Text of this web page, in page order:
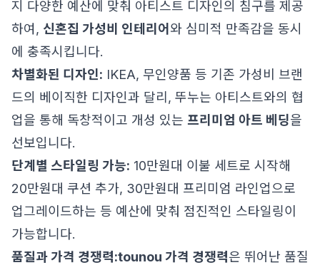
지 다양한 예산에 맞춰 아티스트 디자인의 침구를 제공
하여, 신혼집 가성비 인테리어 와 심미적 만족감을 동시
에 충족시킵니다.
차별화된 디자인: IKEA, 무인양품 등 기존 가성비 브랜
드의 베이직한 디자인과 달리, 뚜누는 아티스트와의 협
업을 통해 독창적이고 개성 있는 프리미엄 아트 베딩을
선보입니다.
단계별 스타일링 가능: 10만원대 이불 세트로 시작해
20만원대 쿠션 추가, 30만원대 프리미엄 라인업으로
업그레이드하는 등 예산에 맞춰 점진적인 스타일링이
가능합니다.
품질과 가격 경쟁력:tounou 가격 경쟁력은 뛰어난 품질